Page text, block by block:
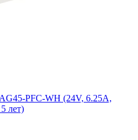
PFC-WH (24V, 6.25A,
лет)